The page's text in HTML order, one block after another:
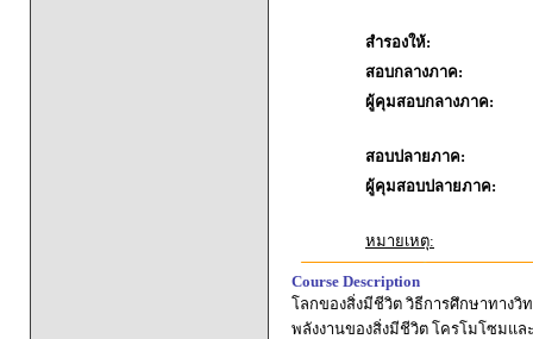
สำรองให้:
สอบกลางภาค:
ผู้คุมสอบกลางภาค:
สอบปลายภาค:
ผู้คุมสอบปลายภาค:
หมายเหตุ:
Course Description
โลกของสิ่งมีชีวิต วิธีการศึกษาทางวิ
พลังงานของสิ่งมีชีวิต โครโมโซมแ